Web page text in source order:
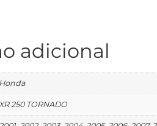
adicional
Honda
XR 250 TORNADO